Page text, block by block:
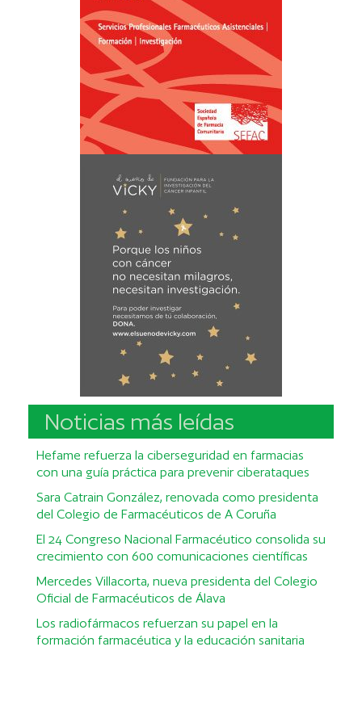
Noticias más leídas
Hefame refuerza la ciberseguridad en farmacias
con una guía práctica para prevenir ciberataques
Sara Catrain González, renovada como presidenta
del Colegio de Farmacéuticos de A Coruña
El 24 Congreso Nacional Farmacéutico consolida su
crecimiento con 600 comunicaciones científicas
Mercedes Villacorta, nueva presidenta del Colegio
Oficial de Farmacéuticos de Álava
Los radiofármacos refuerzan su papel en la
formación farmacéutica y la educación sanitaria